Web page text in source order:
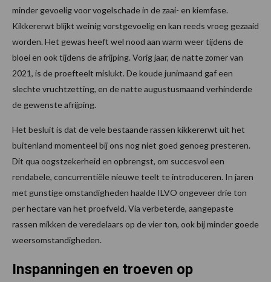
minder gevoelig voor vogelschade in de zaai- en kiemfase.
Kikkererwt blijkt weinig vorstgevoelig en kan reeds vroeg gezaaid
worden. Het gewas heeft wel nood aan warm weer tijdens de
bloei en ook tijdens de afrijping. Vorig jaar, de natte zomer van
2021, is de proefteelt mislukt. De koude junimaand gaf een
slechte vruchtzetting, en de natte augustusmaand verhinderde
de gewenste afrijping.
Het besluit is dat de vele bestaande rassen kikkererwt uit het
buitenland momenteel bij ons nog niet goed genoeg presteren.
Dit qua oogstzekerheid en opbrengst, om succesvol een
rendabele, concurrentiële nieuwe teelt te introduceren. In jaren
met gunstige omstandigheden haalde ILVO ongeveer drie ton
per hectare van het proefveld. Via verbeterde, aangepaste
rassen mikken de veredelaars op de vier ton, ook bij minder goede
weersomstandigheden.
Inspanningen en troeven op